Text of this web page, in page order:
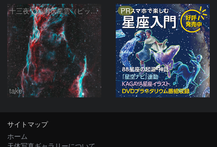
十三夜での網状星雲（ピッカリングの三角）
take
PR
サイトマップ
ホーム